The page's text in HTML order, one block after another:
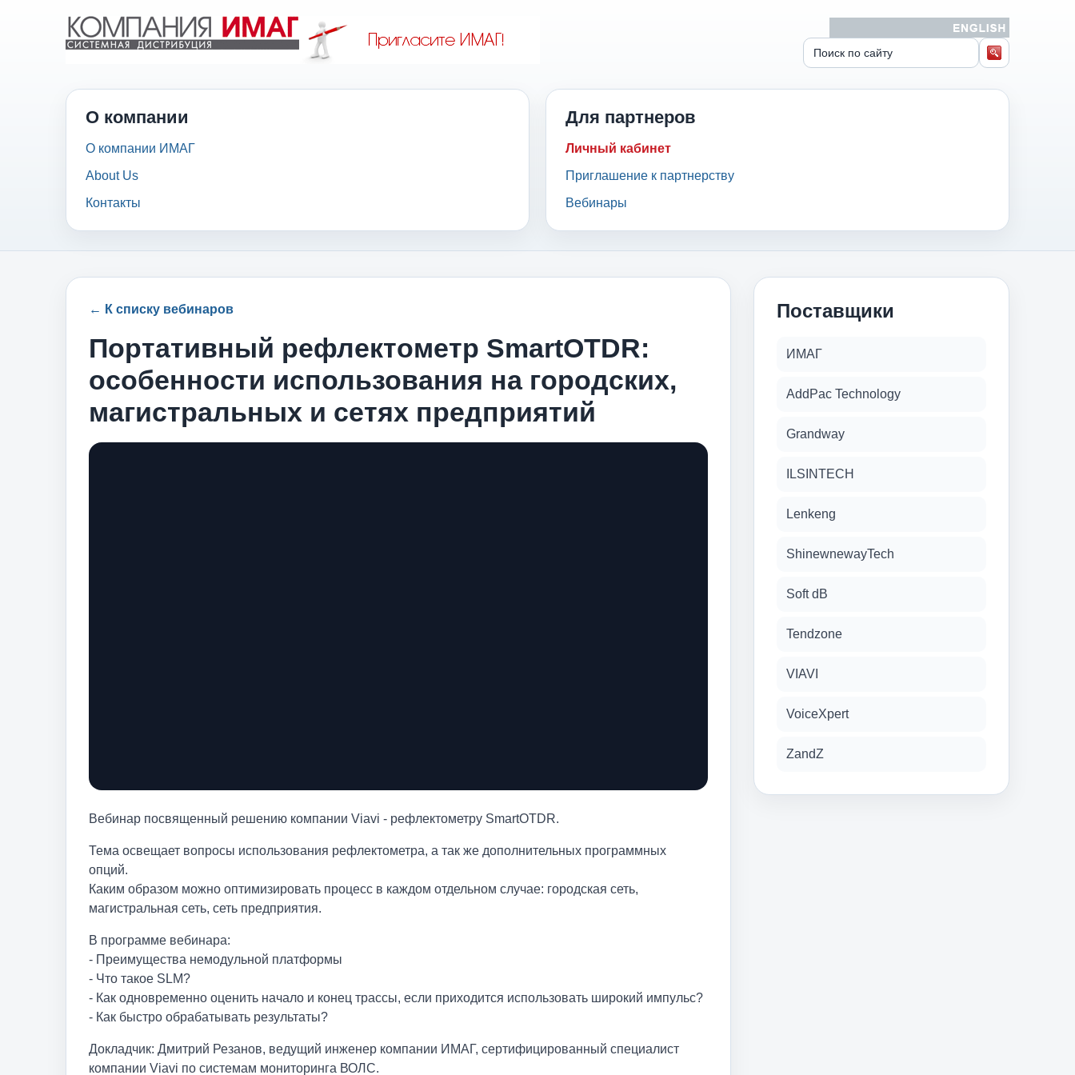
О компании
О компании ИМАГ
About Us
Контакты
Для партнеров
Личный кабинет
Приглашение к партнерству
Вебинары
← К списку вебинаров
Портативный рефлектометр SmartOTDR:
особенности использования на городских,
магистральных и сетях предприятий
Вебинар посвященный решению компании Viavi - рефлектометру SmartOTDR.
Тема освещает вопросы использования рефлектометра, а так же дополнительных программных
опций.
Каким образом можно оптимизировать процесс в каждом отдельном случае: городская сеть,
магистральная сеть, сеть предприятия.
В программе вебинара:
- Преимущества немодульной платформы
- Что такое SLM?
- Как одновременно оценить начало и конец трассы, если приходится использовать широкий импульс?
- Как быстро обрабатывать результаты?
Докладчик: Дмитрий Резанов, ведущий инженер компании ИМАГ, сертифицированный специалист
компании Viavi по системам мониторинга ВОЛС.
Поставщики
ИМАГ
AddPac Technology
Grandway
ILSINTECH
Lenkeng
ShinewnewayTech
Soft dB
Tendzone
VIAVI
VoiceXpert
ZandZ